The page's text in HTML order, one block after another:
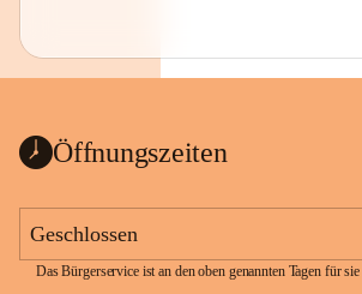
Öffnungszeiten
Geschlossen
Das Bürgerservice ist an den oben genannten Tagen für